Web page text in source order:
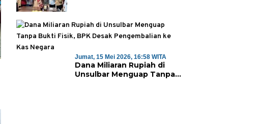
Jumat, 15 Mei 2026, 16:58 WITA
Dana Miliaran Rupiah di
Unsulbar Menguap Tanpa